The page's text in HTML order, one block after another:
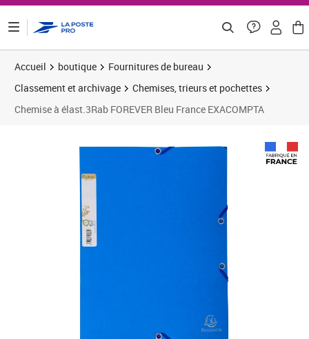
Accueil boutique
Fournitures de bureau
Classement et archivage
Chemises, trieurs et pochettes
Chemise à élast.3Rab FOREVER Bleu France EXACOMPTA